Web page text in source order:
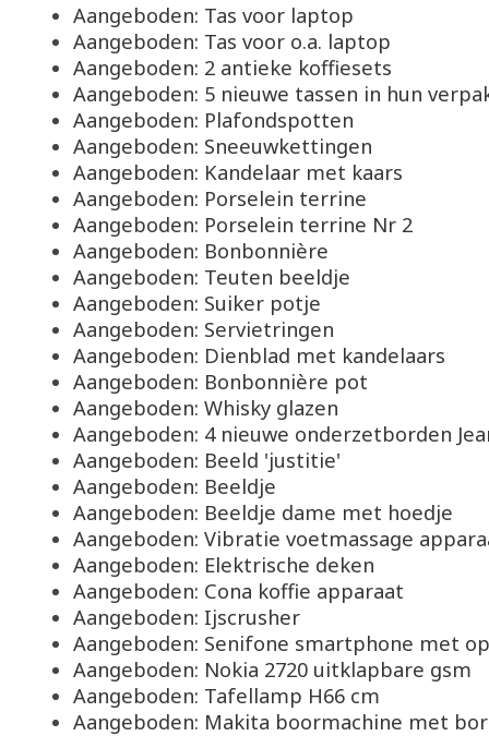
Aangeboden: Tas voor laptop
Aangeboden: Tas voor o.a. laptop
Aangeboden: 2 antieke koffiesets
Aangeboden: 5 nieuwe tassen in hun
Aangeboden: Plafondspotten
Aangeboden: Sneeuwkettingen
Aangeboden: Kandelaar met kaars
Aangeboden: Porselein terrine
Aangeboden: Porselein terrine Nr 2
Aangeboden: Bonbonnière
Aangeboden: Teuten beeldje
Aangeboden: Suiker potje
Aangeboden: Servietringen
Aangeboden: Dienblad met kandelaars
Aangeboden: Bonbonnière pot
Aangeboden: Whisky glazen
Aangeboden: 4 nieuwe onderzetborden
Aangeboden: Beeld 'justitie'
Aangeboden: Beeldje
Aangeboden: Beeldje dame met hoedje
Aangeboden: Vibratie voetmassage
Aangeboden: Elektrische deken
Aangeboden: Cona koffie apparaat
Aangeboden: Ijscrusher
Aangeboden: Senifone smartphone met
Aangeboden: Nokia 2720 uitklapbare gsm
Aangeboden: Tafellamp H66 cm
Aangeboden: Makita boormachine met